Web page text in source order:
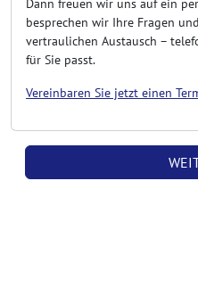
besprechen wir Ihre Fragen
vertraulichen Austausch –
für Sie passt.
Vereinbaren Sie jetzt einen